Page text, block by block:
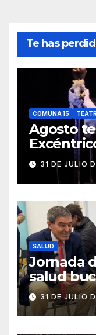
Te has
COMUNA 15
Agosto
31 DE JULIO
SALUD
Jornada
salud
31 DE JULIO